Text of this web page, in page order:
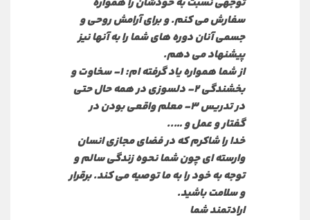
سفارش می کنم. و برای آرامش روحی و
جسمی آنان دوره های شما را به آنها نیز
پیشنهاد می دهم.
از شما همواره یاد گرفته ام: 1- سخاوت و
بخشندگی 2- دلسوزی در همه حال حتی
در تدریس 3- معلم واقعی بودن در
گفتار و عمل و …..
خدا را شاکرم که در فضای مجازی انسان
وارسته ای چون شما نحوه زندگی سالم و
توجه به خود را به ما توصیه می کند. برقرار
و سلامت باشید.
ارادتمند شما